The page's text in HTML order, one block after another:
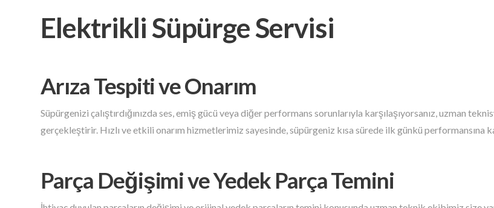
Elektrikli Süpürge Servisi
Arıza Tespiti ve Onarım
Süpürgenizi çalıştırdığınızda ses, emiş gücü veya diğer performans sorunlarıyla karşılaşıyorsanız, uzman
gerçekleştirir. Hızlı ve etkili onarım hizmetlerimiz sayesinde, süpürgeniz kısa sürede ilk günkü performansına
Parça Değişimi ve Yedek Parça Temini